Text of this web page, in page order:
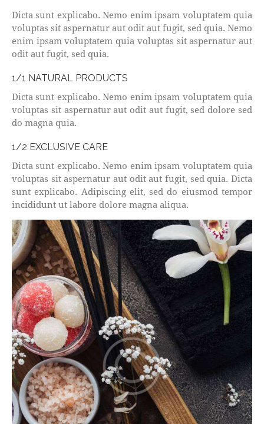
Dicta sunt explicabo. Nemo enim ipsam voluptatem quia
voluptas sit aspernatur aut odit aut fugit, sed quia. Nemo
enim ipsam voluptatem quia voluptas sit aspernatur aut
odit aut fugit, sed quia.
1/1 NATURAL PRODUCTS
Dicta sunt explicabo. Nemo enim ipsam voluptatem quia
voluptas sit aspernatur aut odit aut fugit, sed dolore sed
do magna quia.
1/2 EXCLUSIVE CARE
Dicta sunt explicabo. Nemo enim ipsam voluptatem quia
voluptas sit aspernatur aut odit aut fugit, sed quia. Dicta
sunt explicabo. Adipiscing elit, sed do eiusmod tempor
incididunt ut labore dolore magna aliqua.